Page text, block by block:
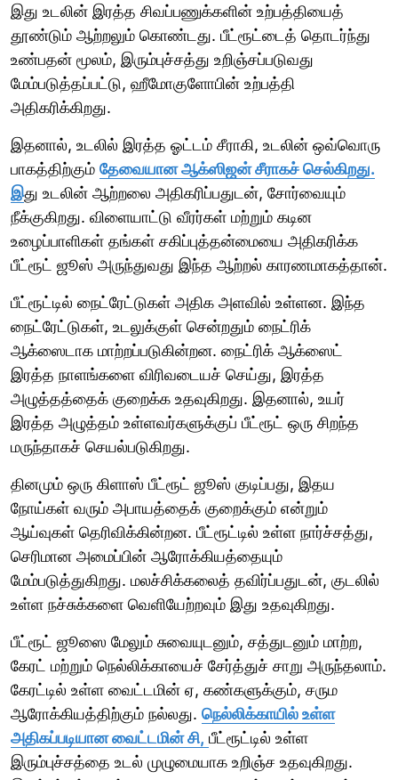
இது உடலின் இரத்த சிவப்பணுக்களின் உற்பத்தியைத்
தூண்டும் ஆற்றலும் கொண்டது. பீட்ரூட்டைத் தொடர்ந்து
உண்பதன் மூலம், இரும்புச்சத்து உறிஞ்சப்படுவது
மேம்படுத்தப்பட்டு, ஹீமோகுளோபின் உற்பத்தி
அதிகரிக்கிறது.
இதனால், உடலில் இரத்த ஓட்டம் சீராகி, உடலின் ஒவ்வொரு
பாகத்திற்கும் தேவையான ஆக்ஸிஜன் சீராகச் செல்கிறது.
இது உடலின் ஆற்றலை அதிகரிப்பதுடன், சோர்வையும்
நீக்குகிறது. விளையாட்டு வீரர்கள் மற்றும் கடின
உழைப்பாளிகள் தங்கள் சகிப்புத்தன்மையை அதிகரிக்க
பீட்ரூட் ஜூஸ் அருந்துவது இந்த ஆற்றல் காரணமாகத்தான்.
பீட்ரூட்டில் நைட்ரேட்டுகள் அதிக அளவில் உள்ளன. இந்த
நைட்ரேட்டுகள், உடலுக்குள் சென்றதும் நைட்ரிக்
ஆக்ஸைடாக மாற்றப்படுகின்றன. நைட்ரிக் ஆக்ஸைட்
இரத்த நாளங்களை விரிவடையச் செய்து, இரத்த
அழுத்தத்தைக் குறைக்க உதவுகிறது. இதனால், உயர்
இரத்த அழுத்தம் உள்ளவர்களுக்குப் பீட்ரூட் ஒரு சிறந்த
மருந்தாகச் செயல்படுகிறது.
தினமும் ஒரு கிளாஸ் பீட்ரூட் ஜூஸ் குடிப்பது, இதய
நோய்கள் வரும் அபாயத்தைக் குறைக்கும் என்றும்
ஆய்வுகள் தெரிவிக்கின்றன. பீட்ரூட்டில் உள்ள நார்ச்சத்து,
செரிமான அமைப்பின் ஆரோக்கியத்தையும்
மேம்படுத்துகிறது. மலச்சிக்கலைத் தவிர்ப்பதுடன், குடலில்
உள்ள நச்சுக்களை வெளியேற்றவும் இது உதவுகிறது.
பீட்ரூட் ஜூஸை மேலும் சுவையுடனும், சத்துடனும் மாற்ற,
கேரட் மற்றும் நெல்லிக்காயைச் சேர்த்துச் சாறு அருந்தலாம்.
கேரட்டில் உள்ள வைட்டமின் ஏ, கண்களுக்கும், சரும
ஆரோக்கியத்திற்கும் நல்லது. நெல்லிக்காயில் உள்ள
அதிகப்படியான வைட்டமின் சி, பீட்ரூட்டில் உள்ள
இரும்புச்சத்தை உடல் முழுமையாக உறிஞ்ச உதவுகிறது.